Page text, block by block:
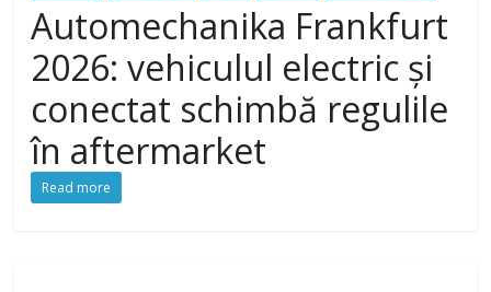
Automechanika Frankfurt
2026: vehiculul electric și
conectat schimbă regulile
în aftermarket
Read more